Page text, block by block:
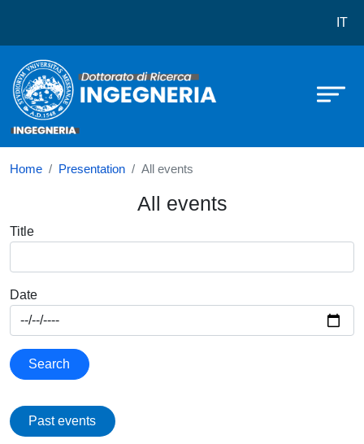
IT
Home Presentation All events
All events
Title
Date
Search
Past events